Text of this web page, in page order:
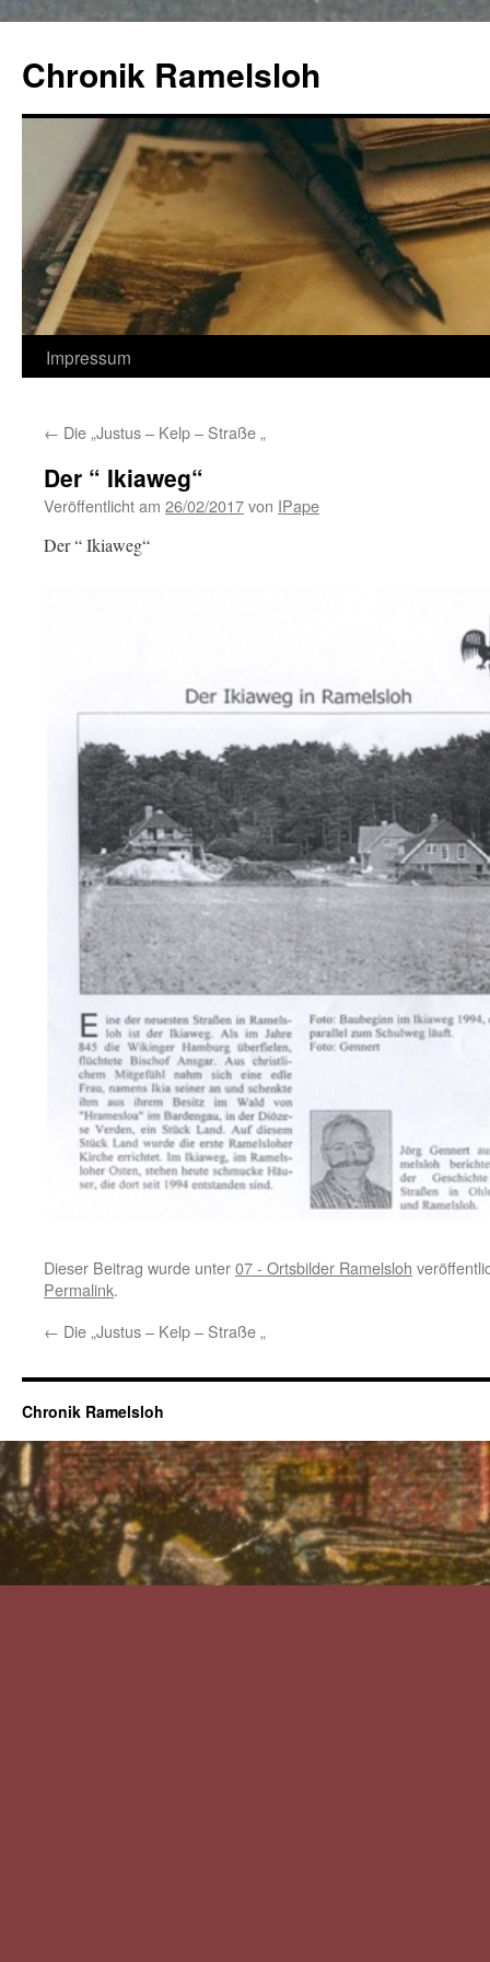
springen
Chronik Ramelsloh
Impressum
← Die „Justus – Kelp – Straße „
Der “ Ikiaweg“
Veröffentlicht am 26/02/2017von IPape
Der “ Ikiaweg“
Dieser Beitrag wurde unter07 - Ortsbilder Ramelsloh
Permalink.
← Die „Justus – Kelp – Straße „
Chronik Ramelsloh